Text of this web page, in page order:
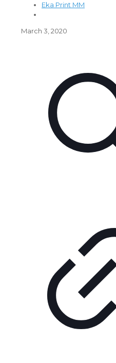
Eka Print MM
March 3, 2020